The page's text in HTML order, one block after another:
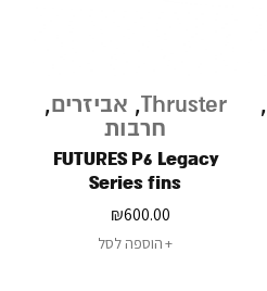
,
Thruster
, אביזרים,
חרבות
FUTURES P6 Legacy
Series fins
₪600.00
הוספה לסל